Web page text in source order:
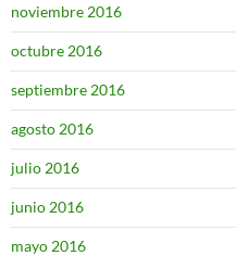
noviembre 2016
octubre 2016
septiembre 2016
agosto 2016
julio 2016
junio 2016
mayo 2016